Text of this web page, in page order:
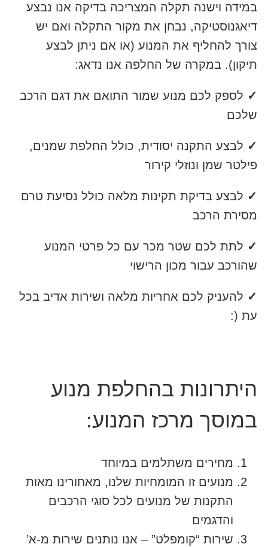
במידה וישנה תקלה המצריכה בדיקה אנו נבצע
דיאגנוסטיקה, נבחן את מקור התקלה ואם יש
צורך להחליף את המנוע (או אם ניתן לבצע
תיקון). במקרה של החלפה אנו נדאג:
✓ לספק לכם מנוע שמור התואם את דגם הרכב
שלכם
✓ לבצע התקנה יסודית, כולל החלפת שמנים,
פילטר שמן ונוזלי קירור
✓ לבצע בדיקת תקינות מלאה כולל נסיעת טרם
מסירת הרכב
✓ לתת לכם שטר מכר עם כל פרטי המנוע
שהורכב עבור מכון הרישוי
✓ להעניק לכם אחריות מלאה ושירות אדיב בכל
עת (:
היתרונות בהחלפת מנוע
במוסך מרכז המנוע:
מחירים משתלמים במיוחד
מנועים זו המומחיות שלנו, מאחורינו מאות
התקנות של מנועים לכל סוגי הרכבים
והדגמים
שירות “קומפלט” – אנו נותנים שירות מ-א’